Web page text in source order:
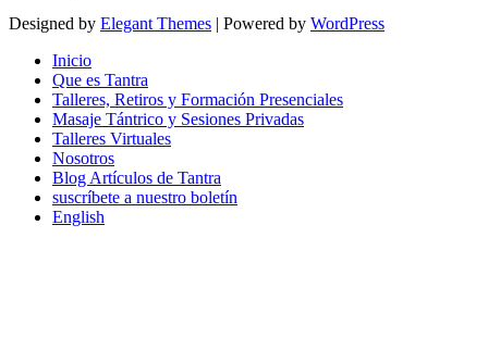
Designed by Elegant Themes | Powered by WordPress
Inicio
Que es Tantra
Talleres, Retiros y Formación Presenciales
Masaje Tántrico y Sesiones Privadas
Talleres Virtuales
Nosotros
Blog Artículos de Tantra
suscríbete a nuestro boletín
English